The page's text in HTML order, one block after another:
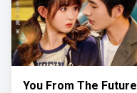
You From The Future